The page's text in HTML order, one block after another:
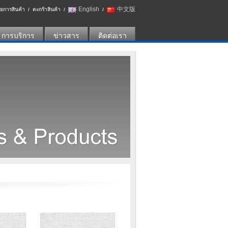
การสินค้า / ตะกร้าสินค้า / English / 中文版
การบริการ ข่าวสาร ติดต่อเรา